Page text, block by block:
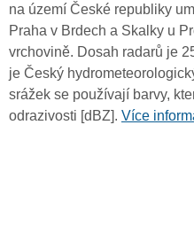
na území České republiky
Praha v Brdech a Skalky u
vrchovině. Dosah radarů je
je Český
srážek se používají barvy,
odrazivosti [dBZ]. Více